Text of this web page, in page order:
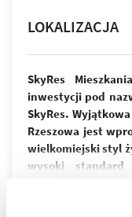
LOKALIZACJA
SkyRes
inwestycji pod
SkyRes.
Rzeszowa jest
wielkomiejski styl
wysoki standard